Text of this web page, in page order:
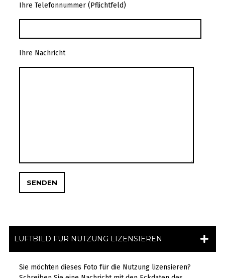
Ihre Telefonnummer (Pflichtfeld)
Ihre Nachricht
LUFTBILD FÜR NUTZUNG LIZENSIEREN
Sie möchten dieses Foto für die Nutzung lizensieren?